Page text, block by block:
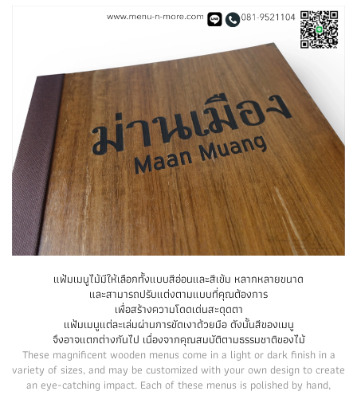
แฟ้มเมนูไม้มีให้เลือกทั้งแบบสีอ่อนและสีเข้ม หลากหลายขนาด
และสามารถปรับแต่งตามแบบที่คุณต้องการ
เพื่อสร้างความโดดเด่นสะดุดตา
แฟ้มเมนูแต่ละเล่มผ่านการขัดเงาด้วยมือ ดังนั้นสีของเมนู
จึงอาจแตกต่างกันไป เนื่องจากคุณสมบัติตามธรรมชาติของไม้
These magnificent wooden menus come in a light or dark finish in a
variety of sizes, and may be customized with your own design to create
an eye-catching impact. Each of these menus is polished by hand,